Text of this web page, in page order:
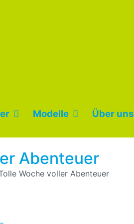
Modelle Über uns
Abenteuer
Woche voller Abenteuer